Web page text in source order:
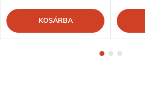
KOSÁRBA